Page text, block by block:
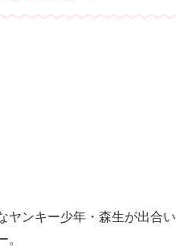
ヤンキー少年・森生が出合
。